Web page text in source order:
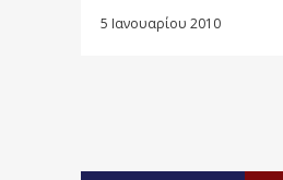
5 Ιανουαρίου 2010